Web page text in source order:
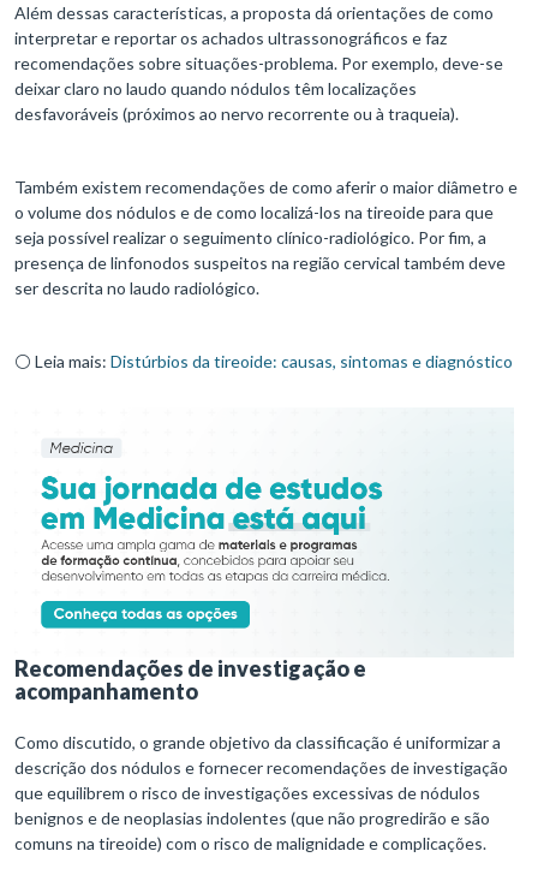
Além dessas características, a proposta dá orientações de como
interpretar e reportar os achados ultrassonográficos e faz
recomendações sobre situações-problema. Por exemplo, deve-se
deixar claro no laudo quando nódulos têm localizações
desfavoráveis (próximos ao nervo recorrente ou à traqueia).
Também existem recomendações de como aferir o maior diâmetro e
o volume dos nódulos e de como localizá-los na tireoide para que
seja possível realizar o seguimento clínico-radiológico. Por fim, a
presença de linfonodos suspeitos na região cervical também deve
ser descrita no laudo radiológico.
⚪ Leia mais: Distúrbios da tireoide: causas, sintomas e diagnóstico
Recomendações de investigação e
acompanhamento
Como discutido, o grande objetivo da classificação é uniformizar a
descrição dos nódulos e fornecer recomendações de investigação
que equilibrem o risco de investigações excessivas de nódulos
benignos e de neoplasias indolentes (que não progredirão e são
comuns na tireoide) com o risco de malignidade e complicações.